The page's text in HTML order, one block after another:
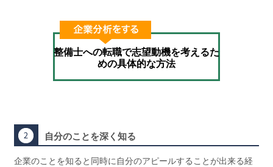
整備士への転職で志望動機を考えるた
めの具体的な方法
自分のことを深く知る
企業のことを知ると同時に自分のアピールすることが出来る経